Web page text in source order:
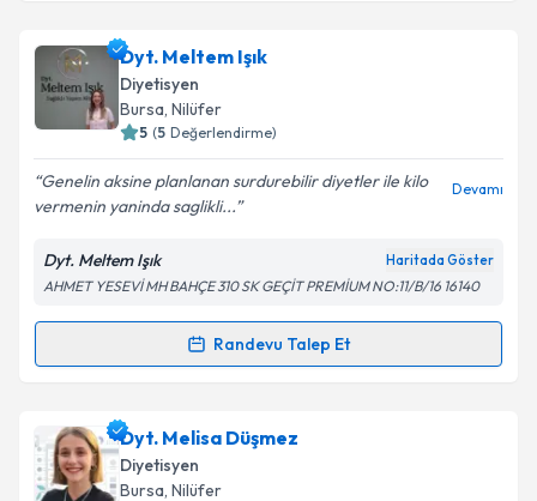
Uzm. Dyt. Meltem Erdaş
oluşturun. Size bu uzmandan randevu almanız için bir
takvim hazırlandığında e-posta ile bilgilendireceğiz.
Kişisel verilerimin işlenmesine ilişkin
Aydınlatma
Metni'ni okudum ve kişisel verilerimin belirtilen
kapsamda işlenmesini kabul ediyorum.
Dyt. Meltem Işık
Diyetisyen
Bursa, Nilüfer
5 (5 Değerlendirme)
Genelin aksine planlanan surdurebilir diyetler ile kilo
vermenin yaninda saglikli...
Devamı
Dyt. Meltem Işık Haritada Göster
AHMET YESEVİ MH BAHÇE 310 SK GEÇİT PREMİUM NO:11/B/16 16140
Randevu Talep Et
Randevu Takvimi Talebi
Dyt. Meltem Işıkiçin randevu takvimi talebi oluşturun.
Size bu uzmandan randevu almanız için bir takvim
hazırlandığında e-posta ile bilgilendireceğiz.
Dyt. Melisa Düşmez
Diyetisyen
Bursa, Nilüfer